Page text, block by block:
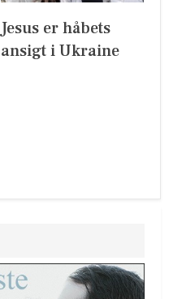
Jesus er håbets
ansigt i Ukraine